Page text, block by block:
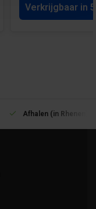
Verkrijgbaar in
Afhalen (in Rhenen)